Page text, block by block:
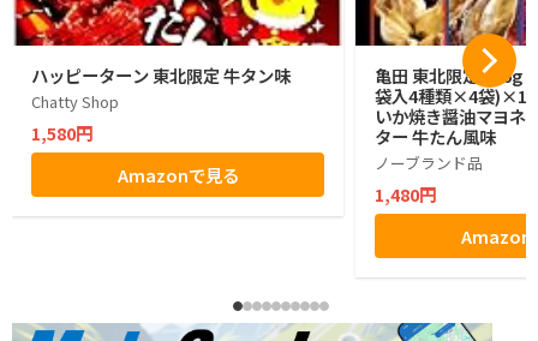
ハッピーターン 東北限定 牛タン味
Chatty Shop
1,580円
Amazonで見る
亀田 東北限定 176g
袋入4種類×4袋)×1
いか焼き醤油マヨネ
ター 牛たん風味
ノーブランド品
1,480円
Amazon